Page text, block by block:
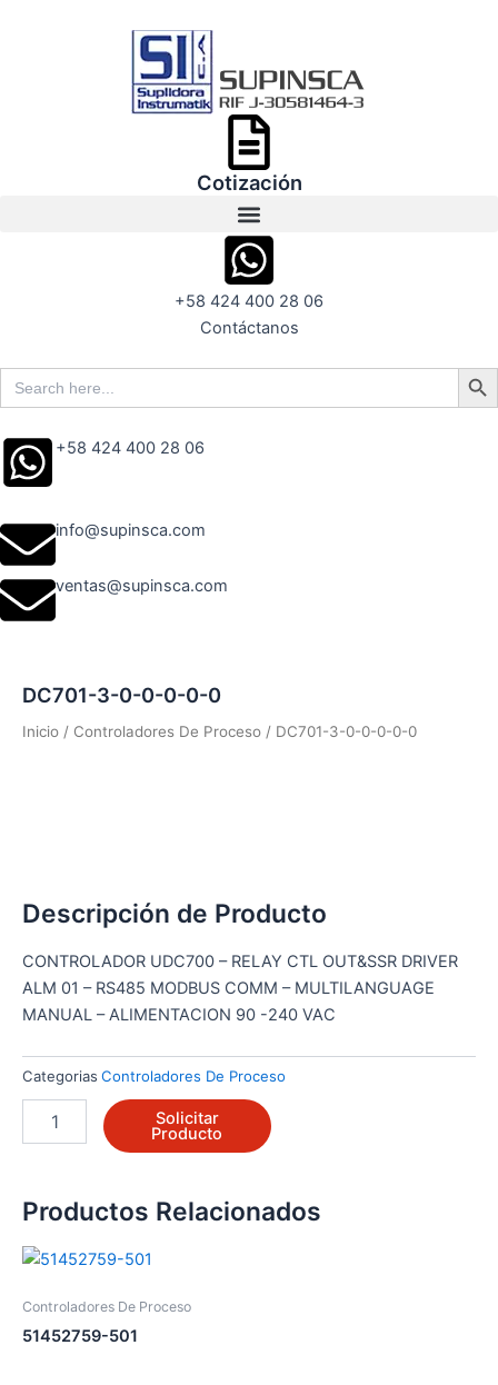
Cotización
+58 424 400 28 06
Contáctanos
Search
for:
Search
+58 424 400 28 06
info@supinsca.com
ventas@supinsca.com
DC701-3-0-0-0-0-0
Inicio / Controladores De Proceso / DC701-3-0-0-0-0-0
Descripción de Producto
CONTROLADOR UDC700 – RELAY CTL OUT&SSR DRIVER
ALM 01 – RS485 MODBUS COMM – MULTILANGUAGE
MANUAL – ALIMENTACION 90 -240 VAC
Categorias Controladores De Proceso
0-
0-
0
cantidad
Solicitar
Producto
Productos Relacionados
Controladores De Proceso
51452759-501